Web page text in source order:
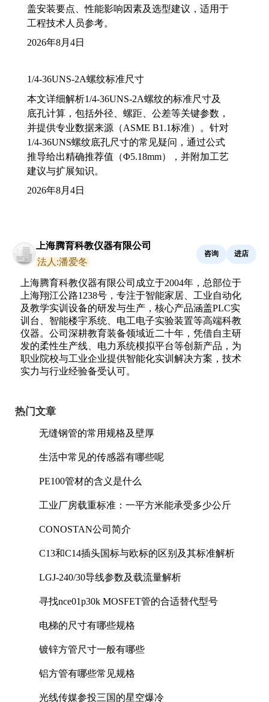
盖安装要点、性能影响因素及选型建议，适用于
工程技术人员参考。
2026年8月4日
1/4-36UNS-2A螺纹标准尺寸
本文详细解析1/4-36UNS-2A螺纹的标准尺寸及
底孔计算，包括外径、螺距、公差等关键参数，
并提供专业数据来源（ASME B1.1标准）。针对
1/4-36UNS螺纹底孔尺寸的常见疑问，通过公式
推导给出精确推荐值（Φ5.18mm），并附加工艺
建议与扩展知识。
2026年8月4日
上海腾育科教仪器有限公司
法人:潘爱冬
咨询 进店
上海腾育科教仪器有限公司成立于2004年，总部位于
上海翔江公路1238号，专注于智能家居、工业自动化
及教学实训设备的研发与生产，核心产品涵盖PLC实
训台、智能楼宇系统、电工电子实验装置等高端科教
仪器。公司深耕教育装备领域近二十年，凭借自主研
发的柔性生产线、电力系统模拟平台等创新产品，为
职业院校与工业企业提供智能化实训解决方案，技术
实力与行业经验备受认可。
热门文章
无缝钢管的常用规格及壁厚
生活中常见的传感器有哪些呢
PE100管材的含义是什么
工业厂房载重标准：一平方米能承受多少公斤
CONOSTAN公司简介
C13和C14插头国标与欧标的区别及其标准解析
LGJ-240/30导线参数及载流量解析
寻找nce01p30k MOSFET管的合适替代型号
电梯的尺寸有哪些规格
镀锌方管尺寸一般有哪些
铝方管有哪些常见规格
光线传媒参投三国的星空爆冷